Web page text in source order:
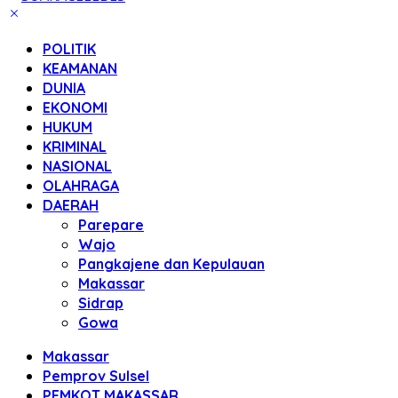
POLITIK
KEAMANAN
DUNIA
EKONOMI
HUKUM
KRIMINAL
NASIONAL
OLAHRAGA
DAERAH
Parepare
Wajo
Pangkajene dan Kepulauan
Makassar
Sidrap
Gowa
Makassar
Pemprov Sulsel